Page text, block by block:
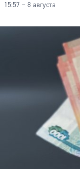
15:57 – 8 августа